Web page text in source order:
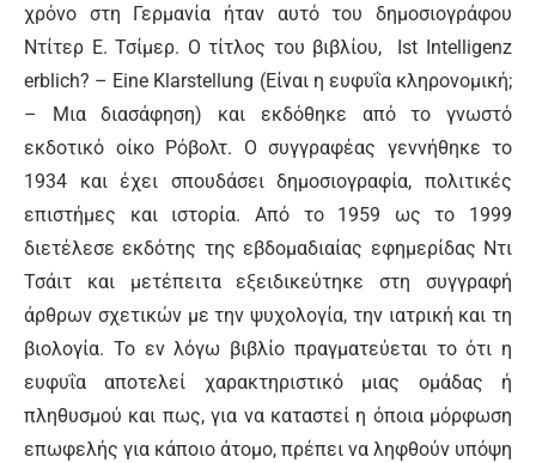
χρόνο στη Γερμανία ήταν αυτό του δημοσιογράφου
Ντίτερ Ε. Τσίμερ. Ο τίτλος του βιβλίου, Ist Intelligenz
erblich? – Eine Klarstellung (Είναι η ευφυΐα κληρονομική;
– Μια διασάφηση) και εκδόθηκε από το γνωστό
εκδοτικό οίκο Ρόβολτ. Ο συγγραφέας γεννήθηκε το
1934 και έχει σπουδάσει δημοσιογραφία, πολιτικές
επιστήμες και ιστορία. Από το 1959 ως το 1999
διετέλεσε εκδότης της εβδομαδιαίας εφημερίδας Ντι
Τσάιτ και μετέπειτα εξειδικεύτηκε στη συγγραφή
άρθρων σχετικών με την ψυχολογία, την ιατρική και τη
βιολογία. Το εν λόγω βιβλίο πραγματεύεται το ότι η
ευφυΐα αποτελεί χαρακτηριστικό μιας ομάδας ή
πληθυσμού και πως, για να καταστεί η όποια μόρφωση
επωφελής για κάποιο άτομο, πρέπει να ληφθούν υπόψη